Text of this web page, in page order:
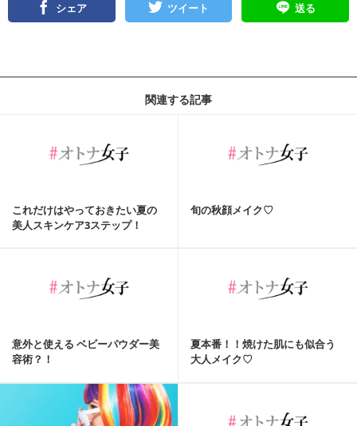
シェア ツイート 送る
関連する記事
これだけはやっておきたい夏の
美人スキンケア3ステップ！
旬の秋顔メイク♡
意外と使える ベビーパウダー美
容術？！
夏本番！！焼けた肌にも似合う
大人メイク♡